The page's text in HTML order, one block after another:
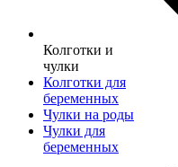
Колготки и
чулки
Колготки для
беременных
Чулки на роды
Чулки для
беременных